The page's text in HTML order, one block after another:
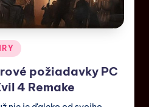
požiadavky PC
4 Remake